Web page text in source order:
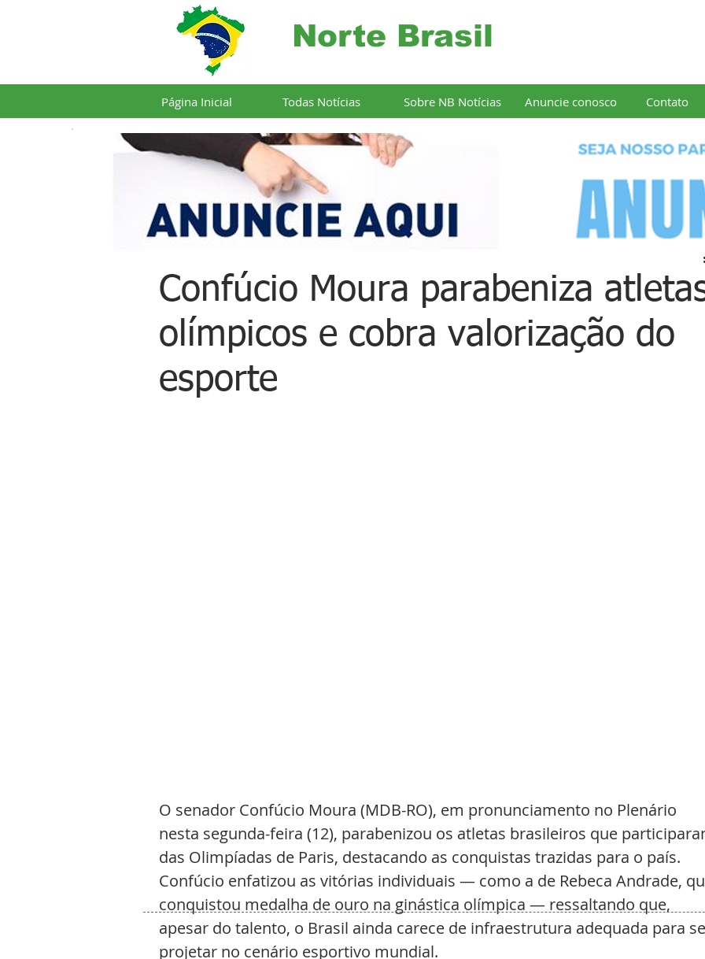
Norte Brasil
Página Inicial Todas Notícias Sobre NB Notícias Anuncie conosco Contato
Confúcio Moura parabeniza
olímpicos e cobra valorização do
esporte
O senador Confúcio Moura (MDB-RO), em pronunciamento no Plenário
nesta segunda-feira (12), parabenizou os atletas brasileiros que
das Olimpíadas de Paris, destacando as conquistas trazidas para o país.
Confúcio enfatizou as vitórias individuais — como a de Rebeca Andrade,
conquistou medalha de ouro na ginástica olímpica — ressaltando que,
apesar do talento, o Brasil ainda carece de infraestrutura adequada para
projetar no cenário esportivo mundial.